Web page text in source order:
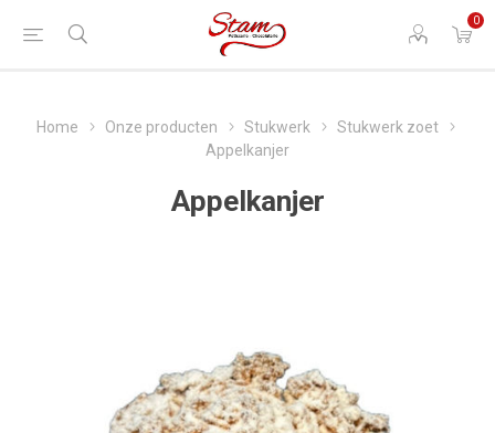
0
Home Onze producten Stukwerk
Stukwerk zoet
Appelkanjer
Appelkanjer